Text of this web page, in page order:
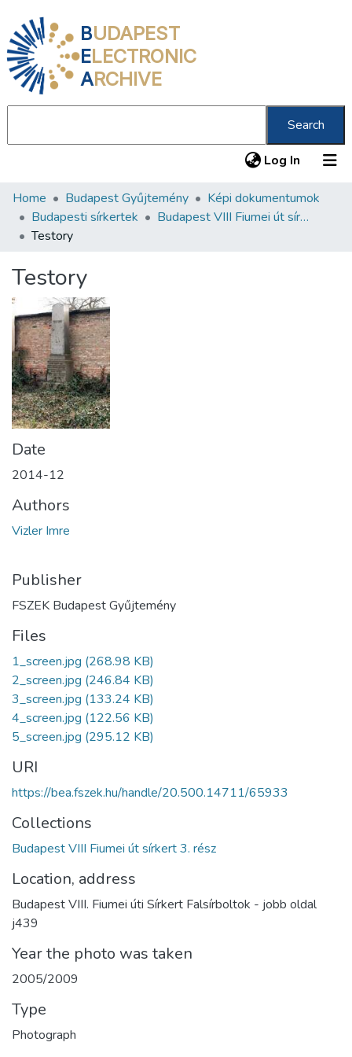
BUDAPEST
ELECTRONIC
ARCHIVE
Search
Log In (current)
Communities & Collections
All of DSpace
About us
Home Budapest Gyűjtemény
Képi dokumentumok
Budapesti sírkertek
Budapest VIII Fiumei út sírkert 3. rész
Testory
Testory
Date
2014-12
Authors
Vizler Imre
Publisher
FSZEK Budapest Gyűjtemény
Files
1_screen.jpg (268.98 KB)
2_screen.jpg (246.84 KB)
3_screen.jpg (133.24 KB)
4_screen.jpg (122.56 KB)
5_screen.jpg (295.12 KB)
URI
https://bea.fszek.hu/handle/20.500.14711/65933
Collections
Budapest VIII Fiumei út sírkert 3. rész
Location, address
Budapest VIII. Fiumei úti Sírkert Falsírboltok - jobb oldal
j439
Year the photo was taken
2005/2009
Type
Photograph